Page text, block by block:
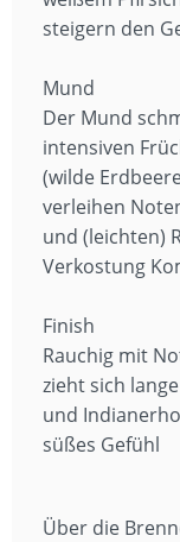
steigern den
Mund
Der Mund
intensiven
(wilde
verleihen
und (leichten)
Verkostung
Finish
Rauchig mit
zieht sich
und
süßes Gefühl
Über die